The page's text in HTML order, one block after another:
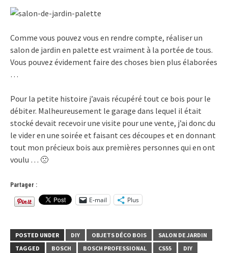
Comme vous pouvez vous en rendre compte, réaliser un
salon de jardin en palette est vraiment à la portée de tous.
Vous pouvez évidement faire des choses bien plus élaborées
…
Pour la petite histoire j’avais récupéré tout ce bois pour le
débiter. Malheureusement le garage dans lequel il était
stocké devait recevoir une visite pour une vente, j’ai donc du
le vider en une soirée et faisant ces découpes et en donnant
tout mon précieux bois aux premières personnes qui en ont
voulu … 🙁
Partager :
E-mail Plus
POSTED UNDER DIY OBJETS DÉCO BOIS
SALON DE JARDIN
TAGGED
BOSCH BOSCH PROFESSIONAL CS55
DIY